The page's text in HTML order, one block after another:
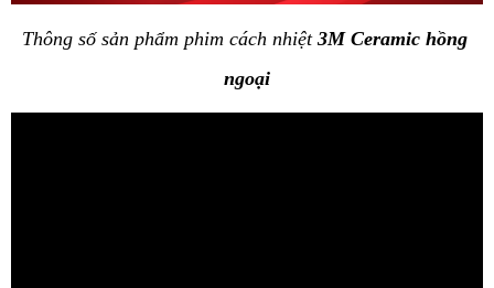
Thông số sản phẩm phim cách nhiệt 3M Ceramic hồng
ngoại